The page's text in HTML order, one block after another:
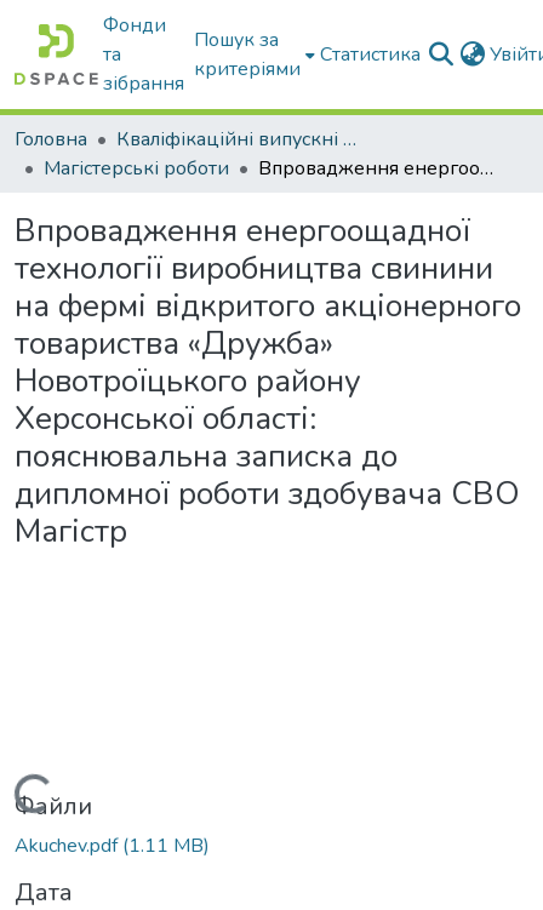
Фонди
та
зібрання
Пошук за
критеріями
Статистика
Головна
Кваліфікаційні випускні роботи бакалаврів і магістрів
Магістерські роботи
Впровадження енергоощадної технології виробництва свинини на фермі відкритого акціонерного товариства «Дружба» Новотроїцького району Херсонської області: пояснювальна записка до дипломної роботи здобувача СВО Магістр
Впровадження енергоощадної
технології виробництва свинини
на фермі відкритого акціонерного
товариства «Дружба»
Новотроїцького району
Херсонської області:
пояснювальна записка до
дипломної роботи здобувача СВО
Магістр
Вантажиться...
Файли
Akuchev.pdf(1.11 MB)
Дата